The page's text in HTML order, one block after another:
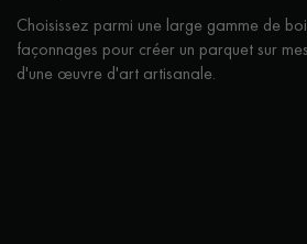
Choisissez parmi une large gamme de
façonnages pour créer un parquet sur
d'une œuvre d'art artisanale.